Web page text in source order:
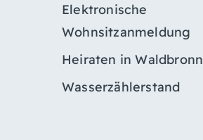
Elektronische
Wohnsitzanmeldung
Heiraten in Waldbronn
Wasserzählerstand